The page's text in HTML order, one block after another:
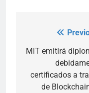
navigation
MIT emitirá
certificados a
de